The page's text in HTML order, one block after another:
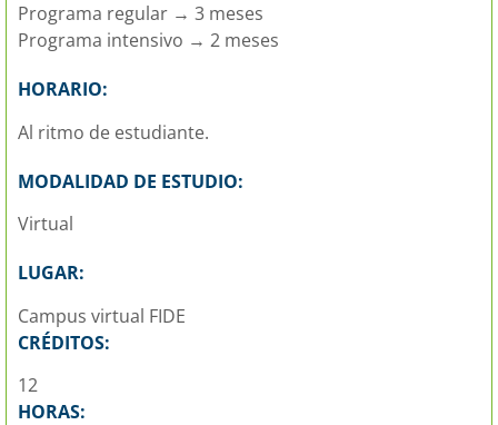
Programa regular → 3 meses
Programa intensivo → 2 meses
HORARIO:
Al ritmo de estudiante.
MODALIDAD DE ESTUDIO:
Virtual
LUGAR:
Campus virtual FIDE
CRÉDITOS:
12
HORAS: